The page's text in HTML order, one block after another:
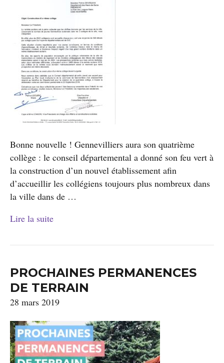
Bonne nouvelle ! Gennevilliers aura son quatrième
collège : le conseil départemental a donné son feu vert à
la construction d’un nouvel établissement afin
d’accueillir les collégiens toujours plus nombreux dans
la ville dans de …
Lire la suite
PROCHAINES PERMANENCES
DE TERRAIN
28 mars 2019